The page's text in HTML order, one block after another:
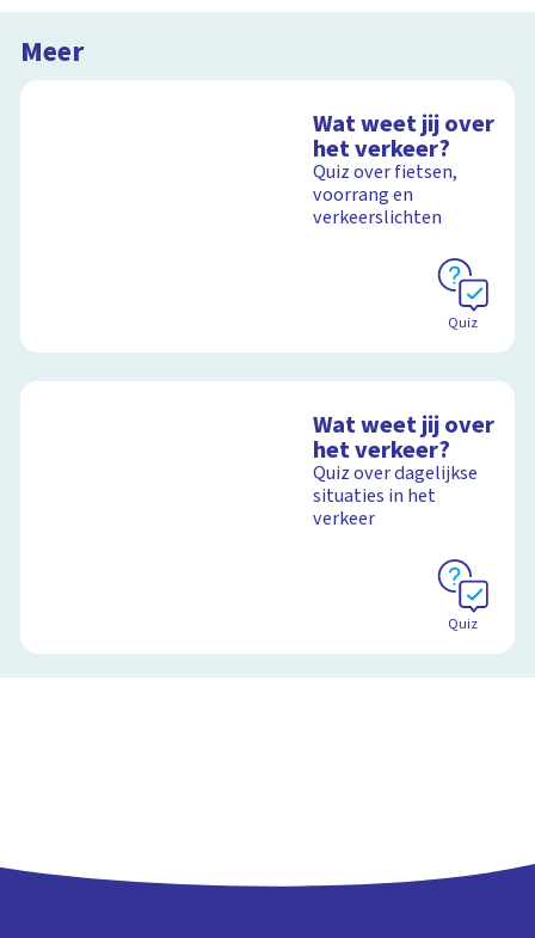
Meer
Wat weet jij over
het verkeer?
Quiz over fietsen,
voorrang en
verkeerslichten
Quiz
Wat weet jij over
het verkeer?
Quiz over dagelijkse
situaties in het
verkeer
Quiz